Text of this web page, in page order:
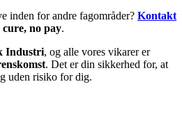
inden for andre fagområder? Kontakt
no pay.
Industri, og alle vores vikarer er
. Det er din sikkerhed for, at
uden risiko for dig.